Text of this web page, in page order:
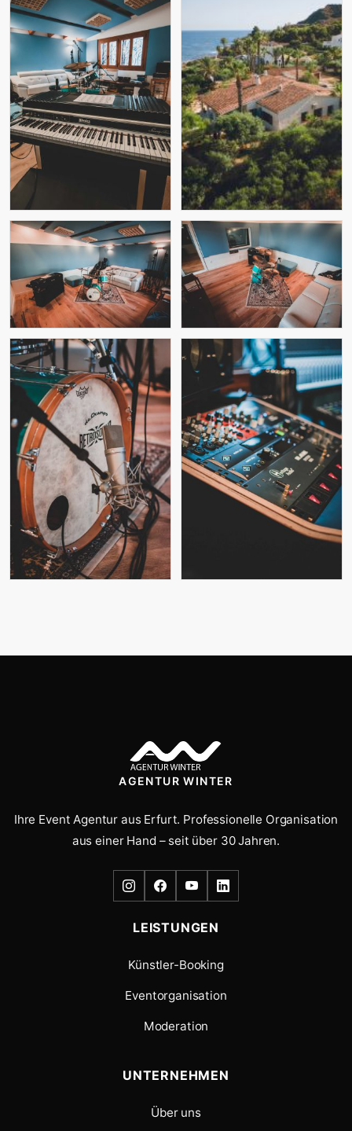
AGENTUR WINTER
Ihre Event Agentur aus Erfurt. Professionelle Organisation
aus einer Hand – seit über 30 Jahren.
LEISTUNGEN
Künstler-Booking
Eventorganisation
Moderation
UNTERNEHMEN
Über uns